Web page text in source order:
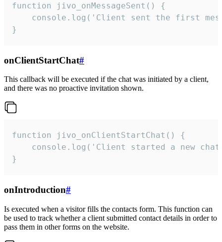
function jivo_onMessageSent() {
console.log('Client sent the first
}
onClientStartChat#
This callback will be executed if the chat was initiated by a client,
and there was no proactive invitation shown.
function jivo_onClientStartChat() {
console.log('Client started a new
}
onIntroduction#
Is executed when a visitor fills the contacts form. This function can
be used to track whether a client submitted contact details in order to
pass them in other forms on the website.